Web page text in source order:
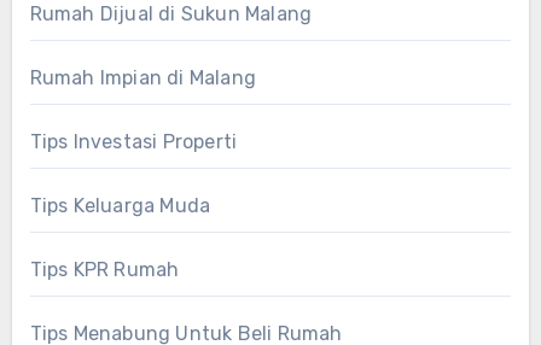
Rumah Dijual di Sukun Malang
Rumah Impian di Malang
Tips Investasi Properti
Tips Keluarga Muda
Tips KPR Rumah
Tips Menabung Untuk Beli Rumah